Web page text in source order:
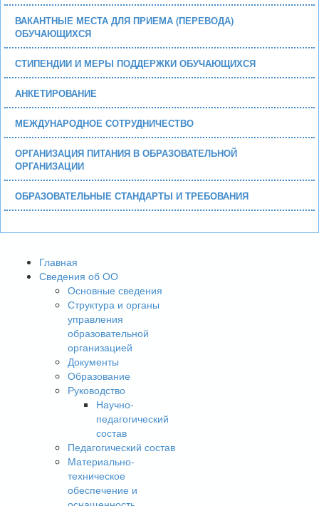
ВАКАНТНЫЕ МЕСТА ДЛЯ ПРИЕМА (ПЕРЕВОДА)
ОБУЧАЮЩИХСЯ
СТИПЕНДИИ И МЕРЫ ПОДДЕРЖКИ ОБУЧАЮЩИХСЯ
АНКЕТИРОВАНИЕ
МЕЖДУНАРОДНОЕ СОТРУДНИЧЕСТВО
ОРГАНИЗАЦИЯ ПИТАНИЯ В ОБРАЗОВАТЕЛЬНОЙ
ОРГАНИЗАЦИИ
ОБРАЗОВАТЕЛЬНЫЕ СТАНДАРТЫ И ТРЕБОВАНИЯ
Главная
Сведения об ОО
Основные сведения
Структура и органы
управления
образовательной
организацией
Документы
Образование
Руководство
Научно-
педагогический
состав
Педагогический состав
Материально-
техническое
обеспечение и